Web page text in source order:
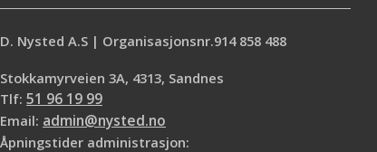
D. Nysted A.S | Organisasjonsnr.914 858 488
Stokkamyrveien 3A, 4313, Sandnes
Tlf: 51 96 19 99
Email: admin@nysted.no
Åpningstider administrasjon: